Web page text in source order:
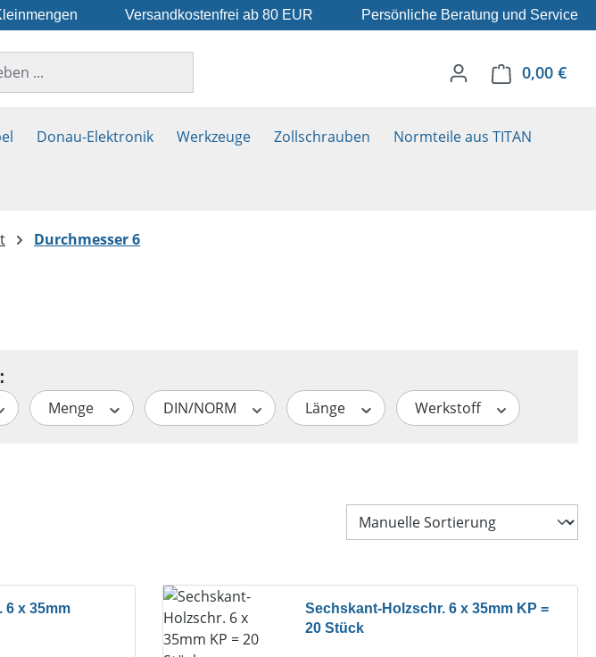
Versandkostenfrei ab 80 EUR Persönliche Beratung und Service
0,00 €
Donau-Elektronik Werkzeuge Zollschrauben Normteile aus TITAN
Durchmesser 6
Menge DIN/NORM Länge Werkstoff
6 x 35mm
Sechskant-Holzschr. 6 x 35mm KP =
20 Stück